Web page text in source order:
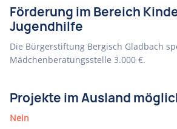
Förderung im Bereich
Jugendhilfe
Die Bürgerstiftung Bergisch Gladbach
Mädchenberatungsstelle 3.000 €.
Projekte im Ausland
Nein